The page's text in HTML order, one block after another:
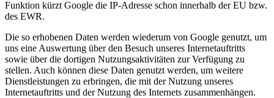
Funktion kürzt Google die IP-Adresse schon innerhalb der EU bzw.
des EWR.
Die so erhobenen Daten werden wiederum von Google genutzt, um
uns eine Auswertung über den Besuch unseres Internetauftritts
sowie über die dortigen Nutzungsaktivitäten zur Verfügung zu
stellen. Auch können diese Daten genutzt werden, um weitere
Dienstleistungen zu erbringen, die mit der Nutzung unseres
Internetauftritts und der Nutzung des Internets zusammenhängen.